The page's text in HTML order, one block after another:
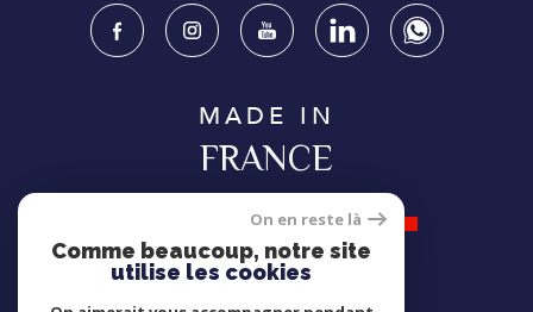
MADE IN
FRANCE
On en reste là
Comme beaucoup, notre site
utilise les cookies